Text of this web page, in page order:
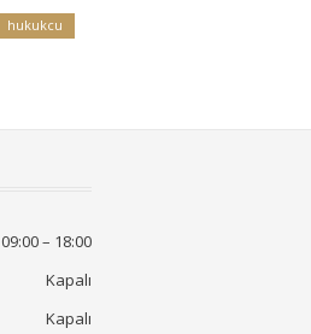
hukukcu
09:00 – 18:00
Kapalı
Kapalı